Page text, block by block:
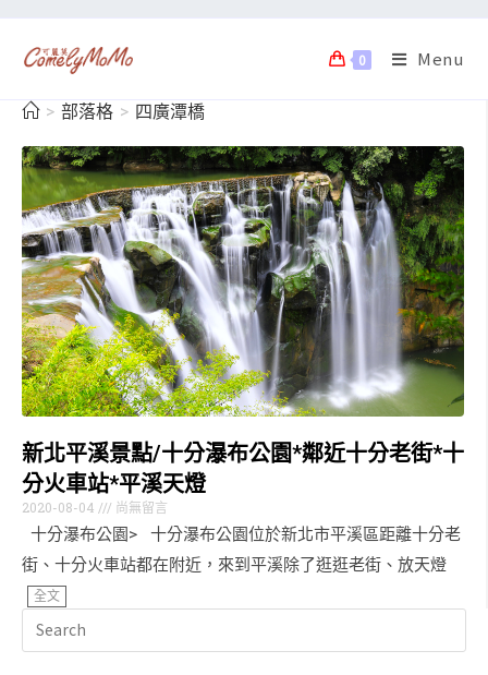
0 Menu
> 部落格 > 四廣潭橋
新北平溪景點/十分瀑布公園*鄰近十分老街*十
分火車站*平溪天燈
2020-08-04 尚無留言
十分瀑布公園> 十分瀑布公園位於新北市平溪區距離十分老
街、十分火車站都在附近，來到平溪除了逛逛老街、放天燈
全文